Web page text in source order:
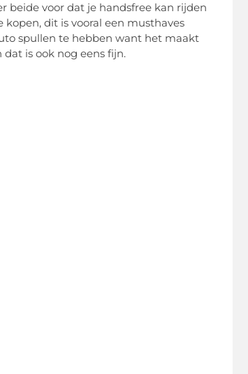
beide voor dat je handsfree kan rijden
dit is vooral een musthaves
spullen te hebben want het maakt
is ook nog eens fijn.